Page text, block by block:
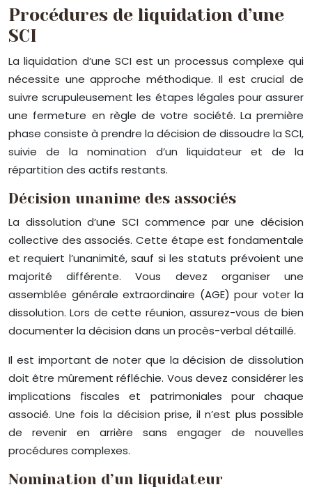
Procédures de liquidation d’une
SCI
La liquidation d’une SCI est un processus complexe qui
nécessite une approche méthodique. Il est crucial de
suivre scrupuleusement les étapes légales pour assurer
une fermeture en règle de votre société. La première
phase consiste à prendre la décision de dissoudre la SCI,
suivie de la nomination d’un liquidateur et de la
répartition des actifs restants.
Décision unanime des associés
La dissolution d’une SCI commence par une décision
collective des associés. Cette étape est fondamentale
et requiert l’unanimité, sauf si les statuts prévoient une
majorité différente. Vous devez organiser une
assemblée générale extraordinaire (AGE) pour voter la
dissolution. Lors de cette réunion, assurez-vous de bien
documenter la décision dans un procès-verbal détaillé.
Il est important de noter que la décision de dissolution
doit être mûrement réfléchie. Vous devez considérer les
implications fiscales et patrimoniales pour chaque
associé. Une fois la décision prise, il n’est plus possible
de revenir en arrière sans engager de nouvelles
procédures complexes.
Nomination d’un liquidateur